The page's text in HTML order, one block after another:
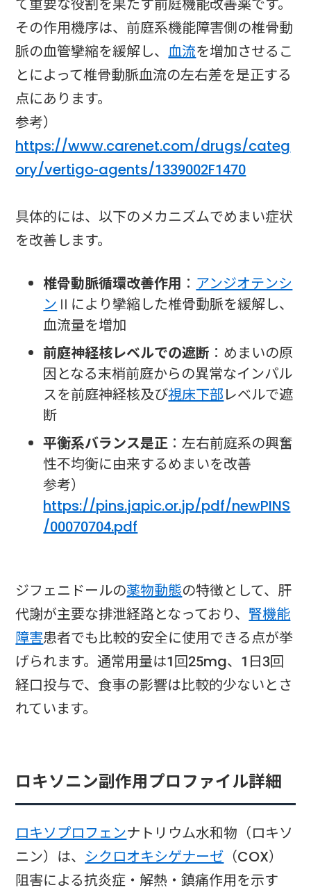
て重要な役割を果たす前庭機能改善薬です。
その作用機序は、前庭系機能障害側の椎骨動
脈の血管攣縮を緩解し、血流を増加させるこ
とによって椎骨動脈血流の左右差を是正する
点にあります。
参考）
https://www.carenet.com/drugs/categ
ory/vertigo-agents/1339002F1470
具体的には、以下のメカニズムでめまい症状
を改善します。
椎骨動脈循環改善作用 ： アンジオテンシ
ン Ⅱにより攣縮した椎骨動脈を緩解し、
血流量を増加
前庭神経核レベルでの遮断 ：めまいの原
因となる末梢前庭からの異常なインパル
スを前庭神経核及び視床下部レベルで遮
断
平衡系バランス是正 ：左右前庭系の興奮
性不均衡に由来するめまいを改善
参考）
https://pins.japic.or.jp/pdf/newPINS
/00070704.pdf
ジフェニドールの薬物動態の特徴として、肝
代謝が主要な排泄経路となっており、 腎機能
障害患者でも比較的安全に使用できる点が挙
げられます。通常用量は1回25mg、1日3回
経口投与で、食事の影響は比較的少ないとさ
れています。
ロキソニン副作用プロファイル詳細
ロキソプロフェンナトリウム水和物（ロキソ
ニン）は、 シクロオキシゲナーゼ （COX）
阻害による抗炎症・解熱・鎮痛作用を示す